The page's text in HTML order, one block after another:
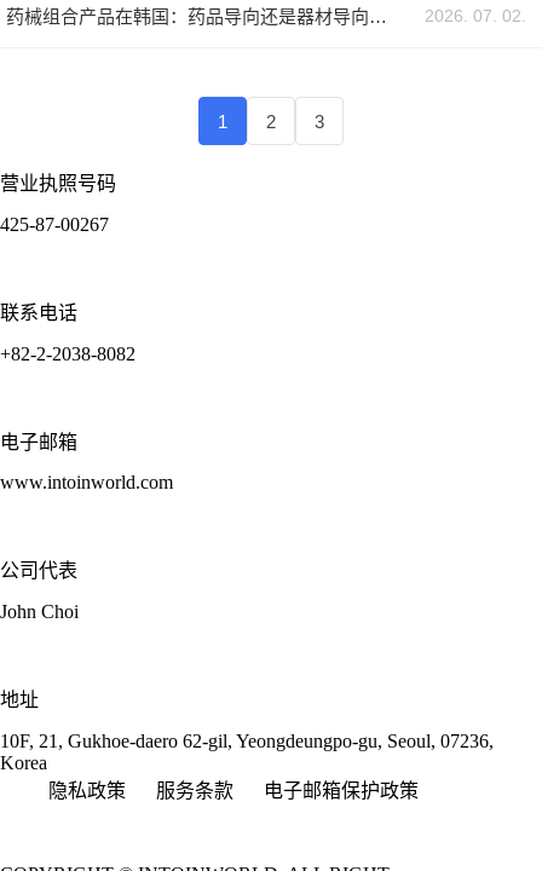
药械组合产品在韩国：药品导向还是器材导向？MFDS分类判定指南 2026. 07. 02.
1 2 3
营业执照号码
425-87-00267
联系电话
+82-2-2038-8082
电子邮箱
www.intoinworld.com
公司代表
John Choi
地址
10F, 21, Gukhoe-daero 62-gil, Yeongdeungpo-gu, Seoul, 07236,
Korea
隐私政策
服务条款 电子邮箱保护政策